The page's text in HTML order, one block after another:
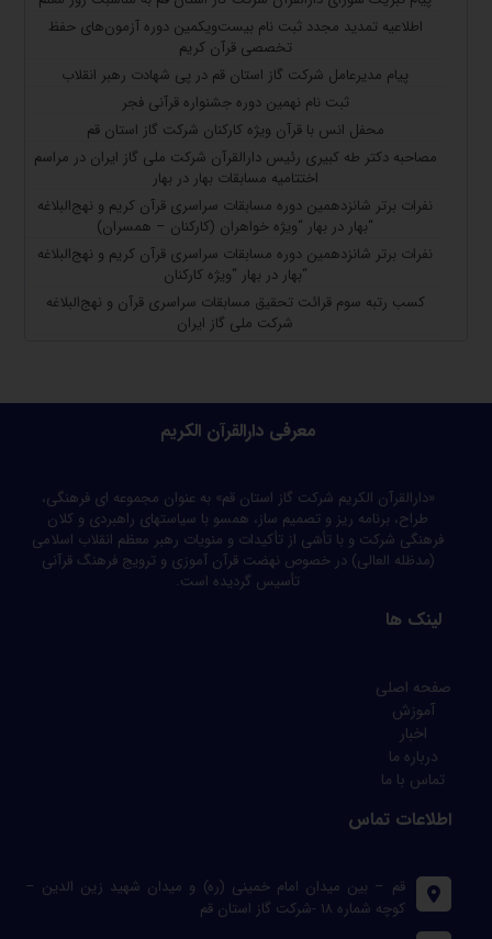
اطلاعیه تمدید مجدد ثبت نام بیست‌ویکمین دوره آزمون‌های حفظ
تخصصی قرآن کریم
پیام مدیرعامل شرکت گاز استان قم در پی شهادت رهبر انقلاب
ثبت نام نهمین دوره جشنواره قرآنی فجر
محفل انس با قرآن ویژه کارکنان شرکت گاز استان قم
مصاحبه دکتر طه کبیری رئیس دارالقرآن شرکت ملی گاز ایران در مراسم
اختتامیه مسابقات بهار در بهار
نفرات برتر شانزدهمین دوره مسابقات سراسری قرآن کریم و نهج‌البلاغه
“بهار در بهار “ویژه خواهران (کارکنان – همسران)
نفرات برتر شانزدهمین دوره مسابقات سراسری قرآن کریم و نهج‌البلاغه
“بهار در بهار “ویژه کارکنان
کسب رتبه سوم قرائت تحقیق مسابقات سراسری قرآن و نهج‌البلاغه
شرکت ملی گاز ایران
معرفی دارالقرآن الکریم
«دارالقرآن الکریم شرکت گاز استان قم» به عنوان مجموعه ای فرهنگی،
طراح، برنامه ریز و تصمیم ساز، همسو با سیاستهای راهبردی و کلان
فرهنگی شرکت و با تأسّی از تأکیدات و منویات رهبر معظم انقلاب اسلامی
(مدظله العالی) در خصوص نهضت قرآن آموزی و ترویج فرهنگ قرآنی
تأسیس گردیده است.
لینک ها
صفحه اصلی
آموزش
اخبار
درباره ما
تماس با ما
اطلاعات تماس
قم – بین میدان امام خمینی (ره) و میدان شهید زین الدین –
کوچه شماره ۱۸ -شرکت گاز استان قم